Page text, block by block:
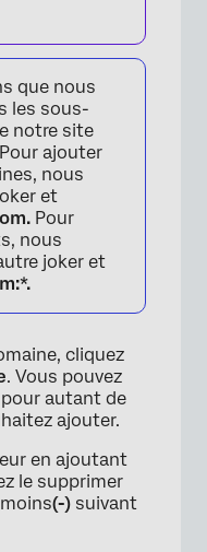
×
que nous
les sous-
notre site
ajouter
nous
et
Pour
nous
joker et
cliquez
. Vous pouvez
autant de
ajouter.
en ajoutant
le supprimer
(-) suivant